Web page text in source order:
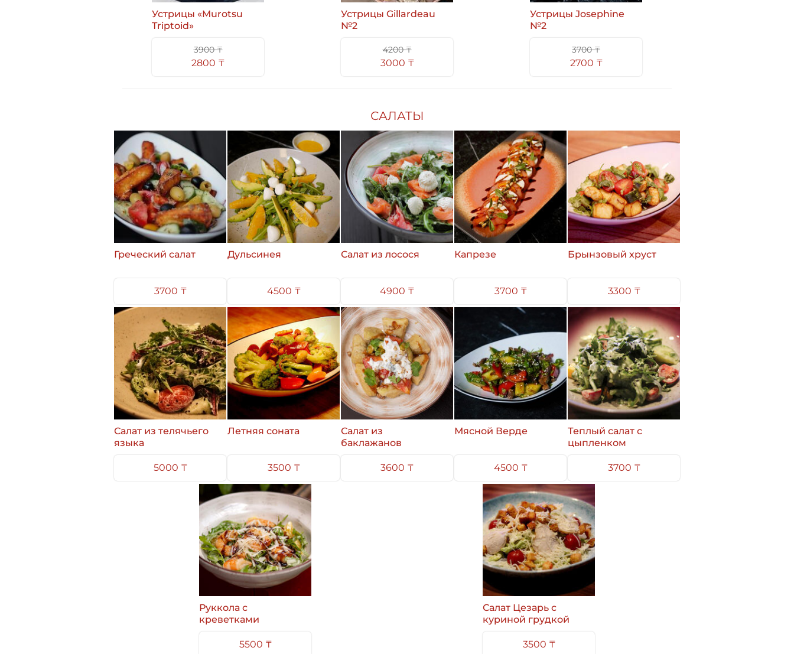
Устрицы «Murotsu
Triptoid»
3900 ₸
2800 ₸
Устрицы Gillardeau
№2
4200 ₸
3000 ₸
Устрицы Josephine
№2
3700 ₸
2700 ₸
САЛАТЫ
Греческий салат
3700 ₸
Дульсинея
4500 ₸
Салат из лосося
4900 ₸
Капрезе
3700 ₸
Брынзовый хруст
3300 ₸
Салат из телячьего
языка
5000 ₸
Летняя соната
3500 ₸
Салат из
баклажанов
3600 ₸
Мясной Верде
4500 ₸
Теплый салат с
цыпленком
3700 ₸
Руккола с
креветками
5500 ₸
Салат Цезарь с
куриной грудкой
3500 ₸